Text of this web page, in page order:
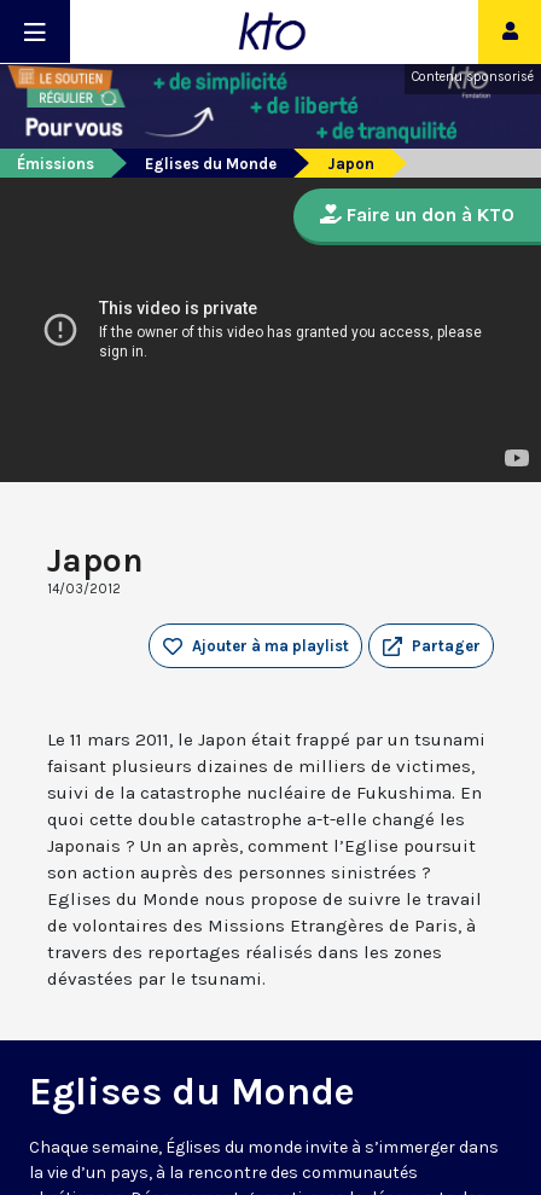
Contenu sponsorisé
Émissions Eglises du Monde Japon
Japon
14/03/2012
Partager
Ajouter à ma playlist
Le 11 mars 2011, le Japon était frappé par un tsunami
faisant plusieurs dizaines de milliers de victimes,
suivi de la catastrophe nucléaire de Fukushima. En
quoi cette double catastrophe a-t-elle changé les
Japonais ? Un an après, comment l’Eglise poursuit
son action auprès des personnes sinistrées ?
Eglises du Monde nous propose de suivre le travail
de volontaires des Missions Etrangères de Paris, à
travers des reportages réalisés dans les zones
dévastées par le tsunami.
Eglises du Monde
Chaque semaine, Églises du monde invite à s’immerger dans
la vie d’un pays, à la rencontre des communautés
Faire un don à KTO